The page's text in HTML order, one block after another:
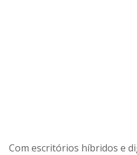
Com escritórios híbridos e